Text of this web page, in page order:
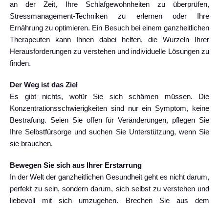
an der Zeit, Ihre Schlafgewohnheiten zu überprüfen,
Stressmanagement-Techniken zu erlernen oder Ihre
Ernährung zu optimieren. Ein Besuch bei einem ganzheitlichen
Therapeuten kann Ihnen dabei helfen, die Wurzeln Ihrer
Herausforderungen zu verstehen und individuelle Lösungen zu
finden.
Der Weg ist das Ziel
Es gibt nichts, wofür Sie sich schämen müssen. Die
Konzentrationsschwierigkeiten sind nur ein Symptom, keine
Bestrafung. Seien Sie offen für Veränderungen, pflegen Sie
Ihre Selbstfürsorge und suchen Sie Unterstützung, wenn Sie
sie brauchen.
Bewegen Sie sich aus Ihrer Erstarrung
In der Welt der ganzheitlichen Gesundheit geht es nicht darum,
perfekt zu sein, sondern darum, sich selbst zu verstehen und
liebevoll mit sich umzugehen. Brechen Sie aus dem